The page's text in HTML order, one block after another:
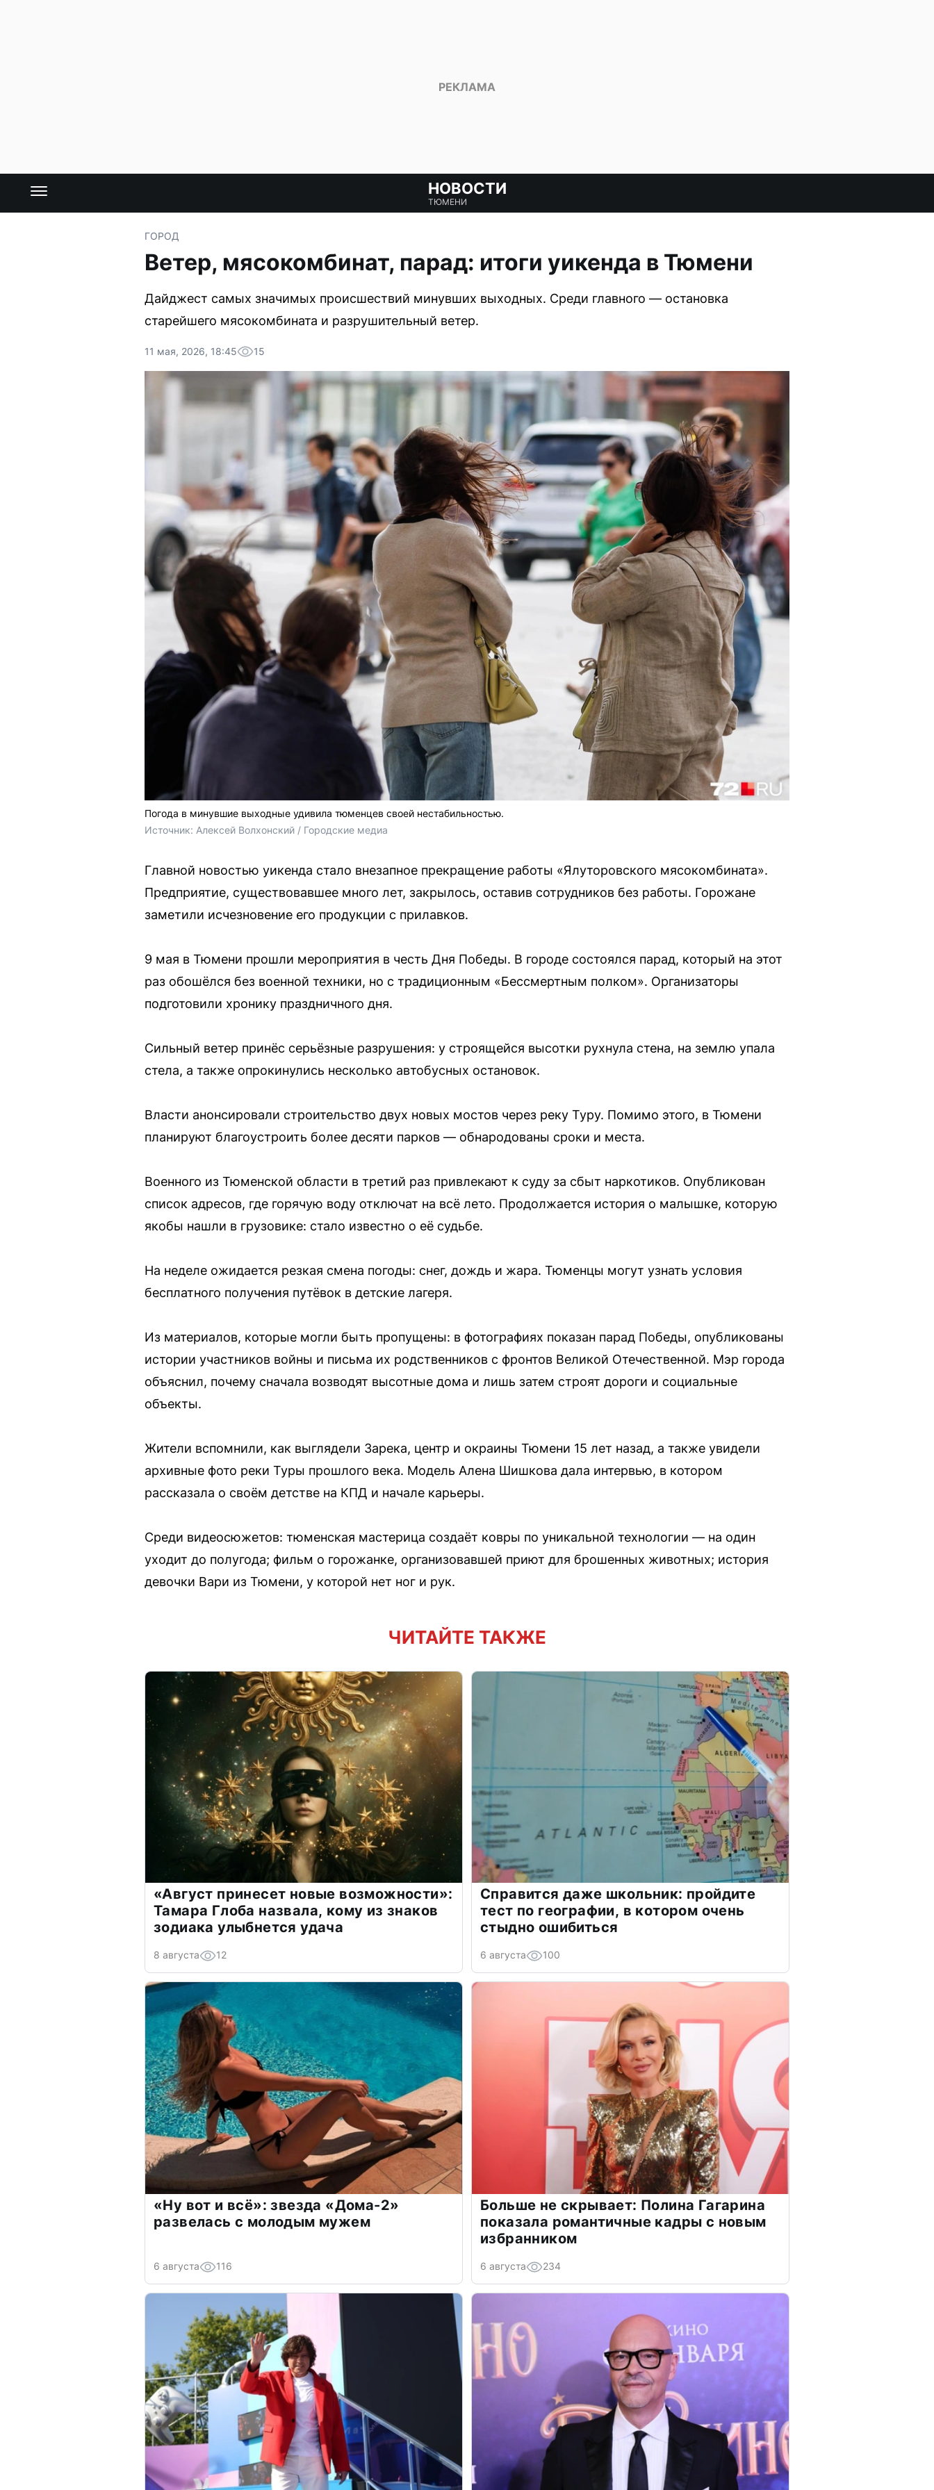
НОВОСТИ
ТЮМЕНИ
ГОРОД
Ветер, мясокомбинат, парад: итоги уикенда в Тюмени
Дайджест самых значимых происшествий минувших выходных. Среди главного — остановка
старейшего мясокомбината и разрушительный ветер.
11 мая, 2026, 18:45 15
Погода в минувшие выходные удивила тюменцев своей нестабильностью.
Источник: Алексей Волхонский / Городские медиа
Главной новостью уикенда стало внезапное прекращение работы «Ялуторовского мясокомбината».
Предприятие, существовавшее много лет, закрылось, оставив сотрудников без работы. Горожане
заметили исчезновение его продукции с прилавков.
9 мая в Тюмени прошли мероприятия в честь Дня Победы. В городе состоялся парад, который на этот
раз обошёлся без военной техники, но с традиционным «Бессмертным полком». Организаторы
подготовили хронику праздничного дня.
Сильный ветер принёс серьёзные разрушения: у строящейся высотки рухнула стена, на землю упала
стела, а также опрокинулись несколько автобусных остановок.
Власти анонсировали строительство двух новых мостов через реку Туру. Помимо этого, в Тюмени
планируют благоустроить более десяти парков — обнародованы сроки и места.
Военного из Тюменской области в третий раз привлекают к суду за сбыт наркотиков. Опубликован
список адресов, где горячую воду отключат на всё лето. Продолжается история о малышке, которую
якобы нашли в грузовике: стало известно о её судьбе.
На неделе ожидается резкая смена погоды: снег, дождь и жара. Тюменцы могут узнать условия
бесплатного получения путёвок в детские лагеря.
Из материалов, которые могли быть пропущены: в фотографиях показан парад Победы, опубликованы
истории участников войны и письма их родственников с фронтов Великой Отечественной. Мэр города
объяснил, почему сначала возводят высотные дома и лишь затем строят дороги и социальные
объекты.
Жители вспомнили, как выглядели Зарека, центр и окраины Тюмени 15 лет назад, а также увидели
архивные фото реки Туры прошлого века. Модель Алена Шишкова дала интервью, в котором
рассказала о своём детстве на КПД и начале карьеры.
Среди видеосюжетов: тюменская мастерица создаёт ковры по уникальной технологии — на один
уходит до полугода; фильм о горожанке, организовавшей приют для брошенных животных; история
девочки Вари из Тюмени, у которой нет ног и рук.
ЧИТАЙТЕ ТАКЖЕ
«Август принесет новые возможности»:
Тамара Глоба назвала, кому из знаков
зодиака улыбнется удача
8 августа 12
Справится даже школьник: пройдите
тест по географии, в котором очень
стыдно ошибиться
6 августа 100
«Ну вот и всё»: звезда «Дома-2»
развелась с молодым мужем
6 августа 116
Больше не скрывает: Полина Гагарина
показала романтичные кадры с новым
избранником
6 августа 234